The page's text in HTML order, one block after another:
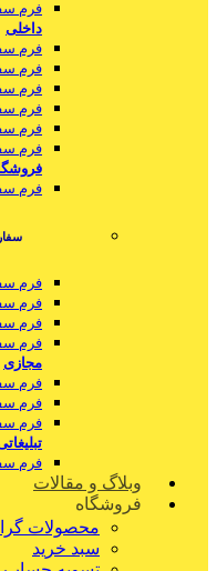
فرم
داخلی
فرم
فرم
فرم
فرم
فرم
فرم
فرم
فرم
فرم
فرم
فرم
مجازی
فرم
فرم
فرم
فرم
وبلاگ و مقالات
فروشگاه
محصولات
سبد خرید